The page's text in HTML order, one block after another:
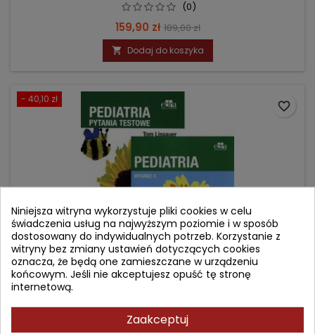
(0)
Cena
159,90 zł Cena
podstawowa
189,00 zł
 Dodaj do koszyka
- 40,10 zł
PEDIATRIA LISSAUER + PEDIATRIA. PYTANIA TESTOWE.
Autor: Tom Lissauer
favorite_border
Niniejsza witryna wykorzystuje pliki cookies w celu
świadczenia usług na najwyższym poziomie i w sposób
dostosowany do indywidualnych potrzeb. Korzystanie z
witryny bez zmiany ustawień dotyczących cookies
oznacza, że będą one zamieszczane w urządzeniu
końcowym. Jeśli nie akceptujesz opuść tę stronę
internetową.
Zaakceptuj